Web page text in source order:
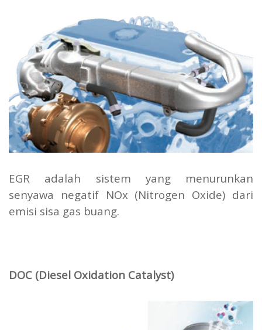
EGR adalah sistem yang menurunkan
senyawa negatif NOx (Nitrogen Oxide) dari
emisi sisa gas buang.
DOC (Diesel Oxidation Catalyst)